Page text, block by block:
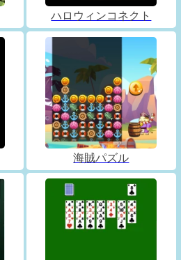
ハロウィンコネクト
海賊パズル